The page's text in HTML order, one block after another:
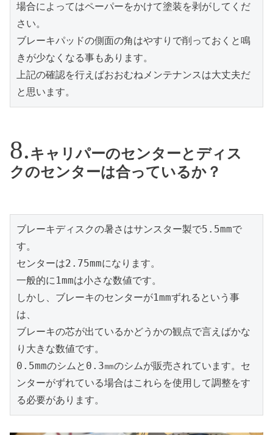
場合によってはペーパーをかけて塗装を剥がしてくだ
さい。
ブレーキパッドの側面の角はやすりで削っておくと鳴
きが少なくなる事もあります。
上記の確認を行えばおおむねメンテナンスは大丈夫だ
と思います。
キャリパーのセンターとディス
クのセンターは合っているか？
ブレーキディスクの暑さはサンスター製で5.5mmで
す。
センターは2.75mmになります。
一般的に1mmは小さな数値です。
しかし、ブレーキのセンターが1mmずれるという事
は、
ブレーキの芯が出ているかどうかの観点で言えばかな
り大きな数値です。
0.5mmのシムと0.3㎜のシムが販売されています。セ
ンターがずれている場合はこれらを使用して調整をす
る必要があります。